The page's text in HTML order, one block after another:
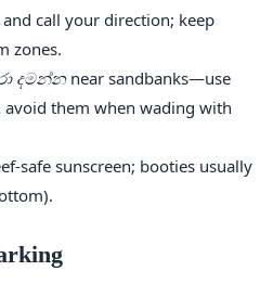
and call your direction; keep
zones.
දමන්නnear sandbanks—use
them when wading with
safe sunscreen; booties usually